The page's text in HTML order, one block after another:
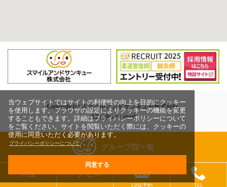
当ウェブサイトではサイトの利便性の向上を目的にクッキー
を使用します。ブラウザの設定によりクッキーの機能を変更
することもできます。詳細はプライバシーポリシーについて
をご覧ください。サイトを閲覧いただく際には、クッキーの
使用に同意いただく必要があります。
プライバシーポリシーについて
同意する
Copyright (c) スマイルアンドサンキュー株式会社,
All rights reserved.
グループ院一覧
料金 アクセス
LINE予約 TEL